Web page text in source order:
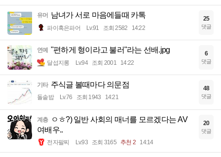
유머 남녀가 서로 마음에들때 카톡
파이혹은파어 Lv.91 조회 2582 14:22
25
댓글
연예 "편하게 형이라고 불러"라는 선배.jpg
달섭지롱 Lv.94 조회 2001 14:22
6
댓글
기타 주식글 볼때마다 의문점
돌솥밥 Lv.76 조회 1943 14:21
48
댓글
계층
ㅇㅎ?) 일반 사회의 매너를 모르겠다는 AV
여배우..
전자팔찌 Lv.93 조회 3165 추천 2 14:14
20
댓글